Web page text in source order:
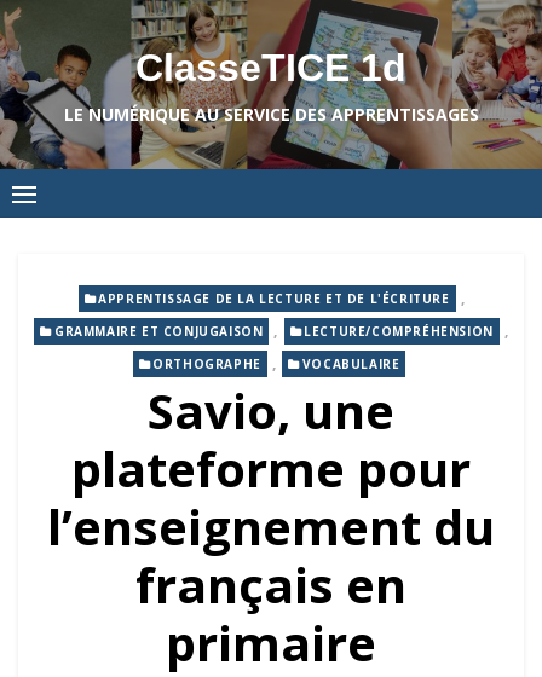
Skip
to
content
ClasseTICE 1d
LE NUMÉRIQUE AU SERVICE DES APPRENTISSAGES
APPRENTISSAGE DE LA LECTURE ET DE L'ÉCRITURE ,
GRAMMAIRE ET CONJUGAISON , LECTURE/COMPRÉHENSION ,
ORTHOGRAPHE , VOCABULAIRE
Savio, une
plateforme pour
l’enseignement du
français en
primaire